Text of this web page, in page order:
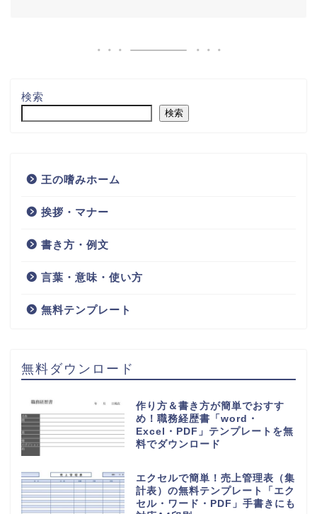
検索
検索
王の嗜みホーム
挨拶・マナー
書き方・例文
言葉・意味・使い方
無料テンプレート
無料ダウンロード
作り方＆書き方が簡単でおすす
め！職務経歴書「word・
Excel・PDF」テンプレートを無
料でダウンロード
エクセルで簡単！売上管理表（集
計表）の無料テンプレート「エク
セル・ワード・PDF」手書きにも